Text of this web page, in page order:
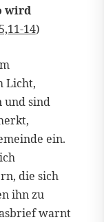
wird
14)
Licht,
und sind
ein.
die sich
ihn zu
warnt